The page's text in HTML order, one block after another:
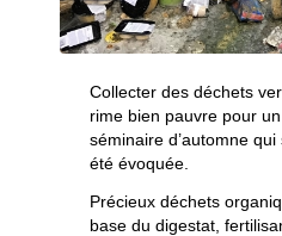
Collecter des déchets
rime bien pauvre pour
séminaire d’automne
été évoquée.
Précieux déchets
base du digestat,